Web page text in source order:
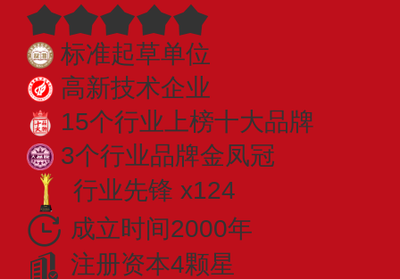
标准起草单位
高新技术企业
15个行业上榜十大品牌
3个行业品牌金凤冠
行业先锋 x124
成立时间2000年
注册资本4颗星